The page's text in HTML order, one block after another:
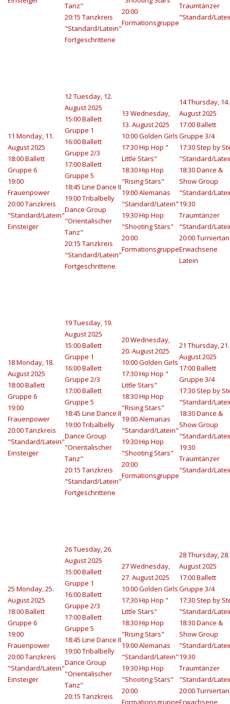
Tanz"
20:15 Tanzkreis
"Standard/Latein"
Fortgeschrittene
20:00
Formationsgruppe
Traumtänzer
"Standard/
11 Monday, 11.
August 2025
18:00 Ballett
Gruppe 6
19:00
Frauenpower
20:00 Tanzkreis
"Standard/Latein"
Einsteiger
12Tuesday, 12.
August 2025
15:00 Ballett
Gruppe 1
16:00 Ballett
Gruppe 2/3
17:00 Ballett
Gruppe 5
18:45 Line Dance II
19:00 Tribalbelly
Dance Group
"Orientalischer
Tanz"
20:15 Tanzkreis
"Standard/Latein"
Fortgeschrittene
13 Wednesday,
13. August 2025
10:00 Golden Girls
17:30 Hip Hop "
Little Stars"
18:30 Hip Hop
"Rising Stars"
19:00 Alemanas
"Standard/Latein"
19:30 Hip Hop
"Shooting Stars"
20:00
Formationsgruppe
14Thursday, 14.
August 2025
17:00 Ballett
Gruppe 3/4
17:30 Step by
"Standard/
18:30 Dance &
Show Group
"Standard/
19:30
Traumtänzer
"Standard/
20:00
Erwachsene
Latein
18Monday, 18.
August 2025
18:00 Ballett
Gruppe 6
19:00
Frauenpower
20:00 Tanzkreis
"Standard/Latein"
Einsteiger
19Tuesday, 19.
August 2025
15:00 Ballett
Gruppe 1
16:00 Ballett
Gruppe 2/3
17:00 Ballett
Gruppe 5
18:45 Line Dance II
19:00 Tribalbelly
Dance Group
"Orientalischer
Tanz"
20:15 Tanzkreis
"Standard/Latein"
Fortgeschrittene
20Wednesday,
20. August 2025
10:00 Golden Girls
17:30 Hip Hop "
Little Stars"
18:30 Hip Hop
"Rising Stars"
19:00 Alemanas
"Standard/Latein"
19:30 Hip Hop
"Shooting Stars"
20:00
Formationsgruppe
21 Thursday, 21.
August 2025
17:00 Ballett
Gruppe 3/4
17:30 Step by
"Standard/
18:30 Dance &
Show Group
"Standard/
19:30
Traumtänzer
"Standard/
25 Monday, 25.
August 2025
18:00 Ballett
Gruppe 6
19:00
Frauenpower
20:00 Tanzkreis
"Standard/Latein"
Einsteiger
26Tuesday, 26.
August 2025
15:00 Ballett
Gruppe 1
16:00 Ballett
Gruppe 2/3
17:00 Ballett
Gruppe 5
18:45 Line Dance II
19:00 Tribalbelly
Dance Group
"Orientalischer
Tanz"
20:15 Tanzkreis
27Wednesday,
27. August 2025
10:00 Golden Girls
17:30 Hip Hop "
Little Stars"
18:30 Hip Hop
"Rising Stars"
19:00 Alemanas
"Standard/Latein"
19:30 Hip Hop
"Shooting Stars"
20:00
Formationsgruppe
28Thursday, 28.
August 2025
17:00 Ballett
Gruppe 3/4
17:30 Step by
"Standard/
18:30 Dance &
Show Group
"Standard/
19:30
Traumtänzer
"Standard/
20:00
Erwachsene